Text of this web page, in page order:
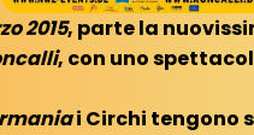
2015, parte la
, con uno
i Circhi tengono